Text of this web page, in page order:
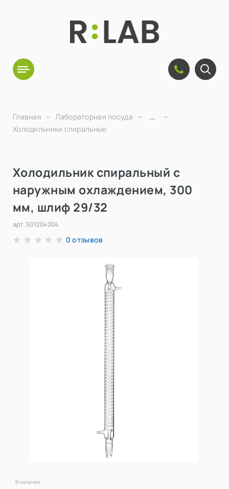
Главная Лабораторная посуда
...
Холодильники спиральные
Холодильник спиральный с
наружным охлаждением, 300
мм, шлиф 29/32
арт. 501204004
0 отзывов
В наличии